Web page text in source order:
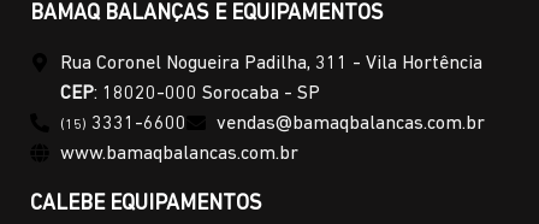
BAMAQ BALANÇAS E EQUIPAMENTOS
Rua Coronel Nogueira Padilha, 311 - Vila Hortência
CEP: 18020-000 Sorocaba - SP
(15) 3331-6600
vendas@bamaqbalancas.com.br
www.bamaqbalancas.com.br
CALEBE EQUIPAMENTOS